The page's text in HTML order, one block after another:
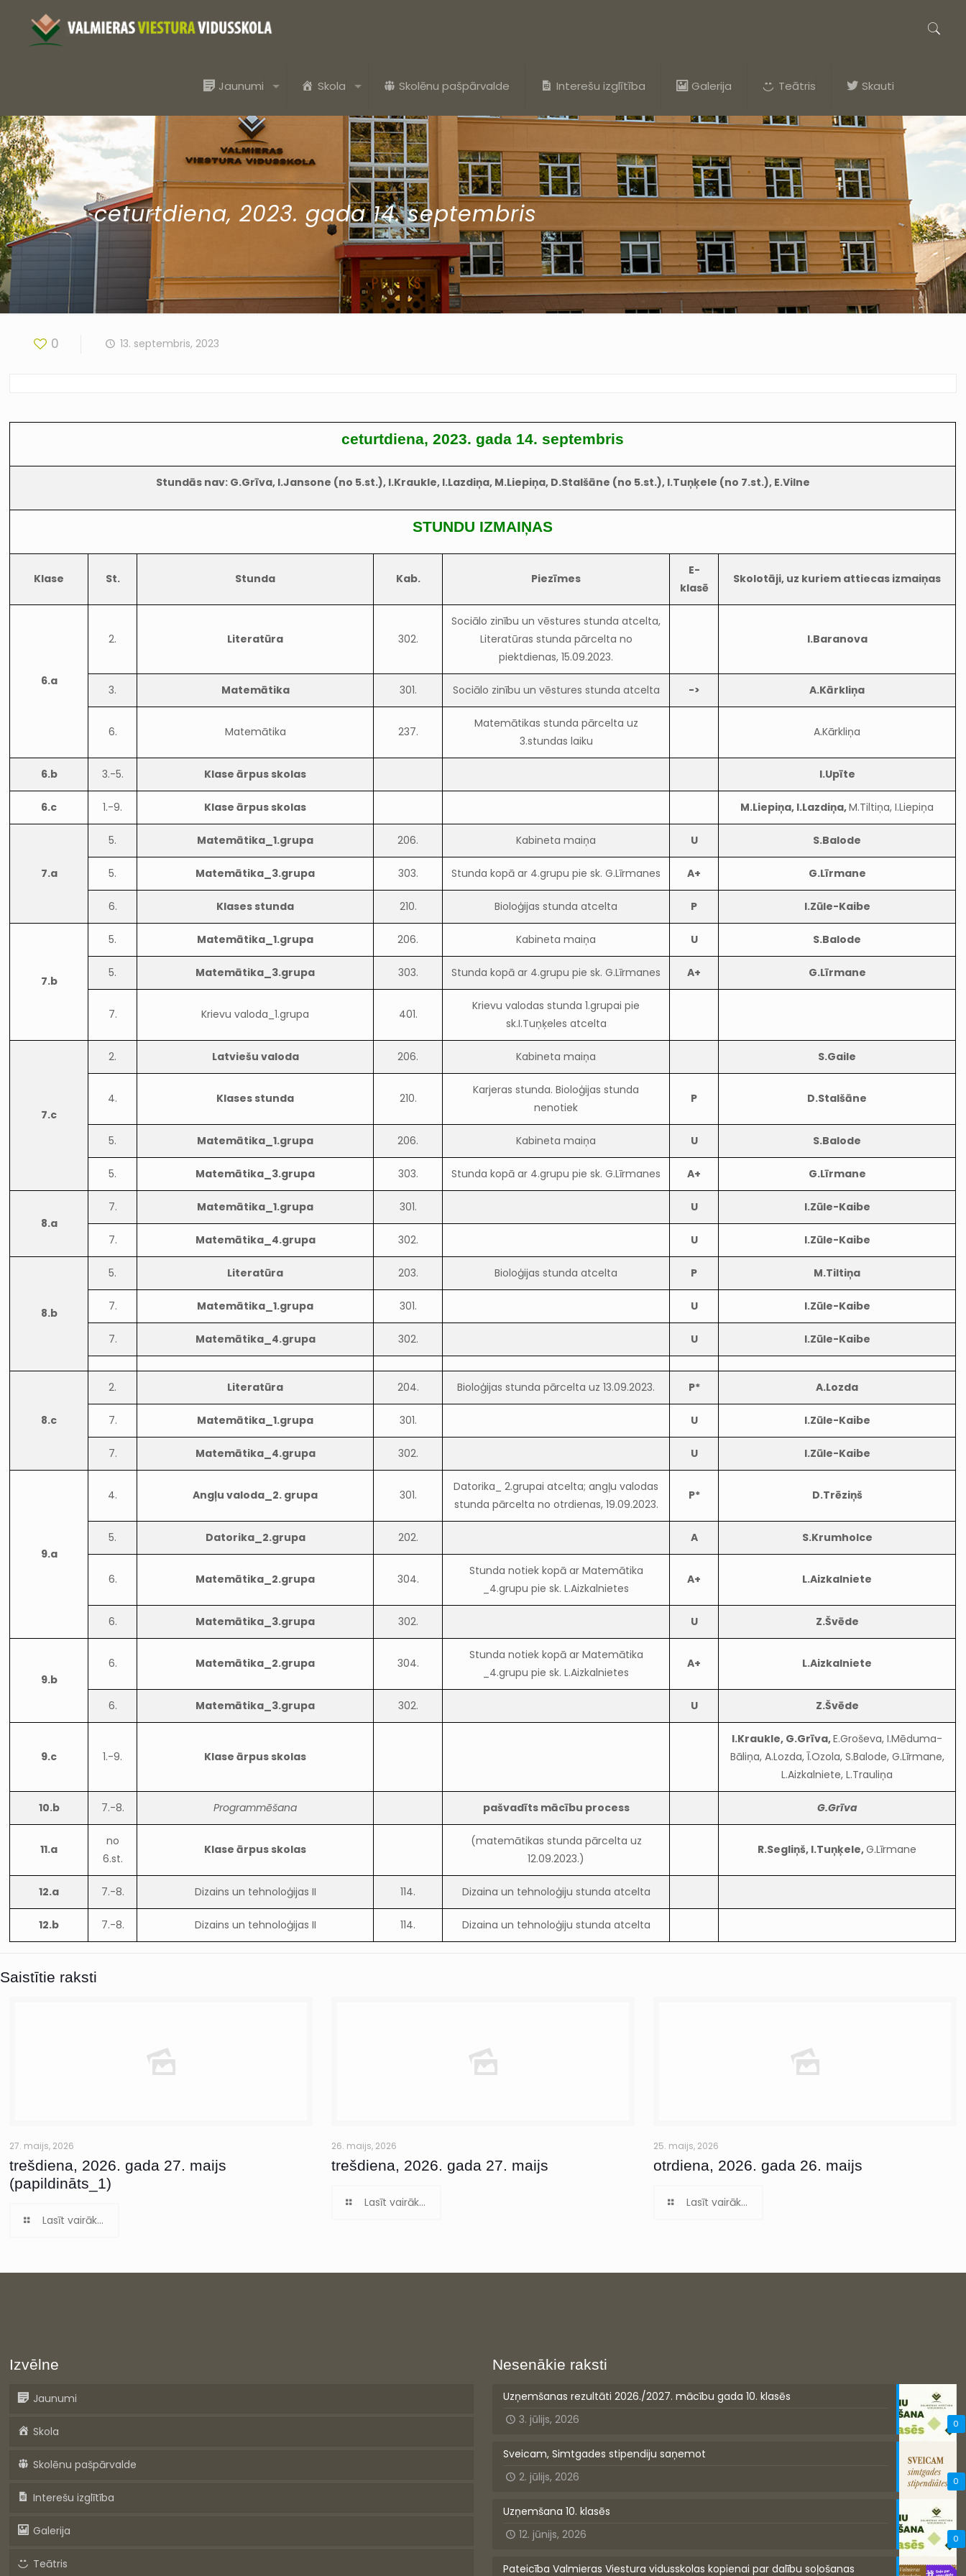
Jaunumi Skola Skolēnu pašpārvalde Interešu izglītība Galerija Teātris Skauti
ceturtdiena, 2023. gada 14. septembris
0 13. septembris, 2023
ceturtdiena, 2023. gada 14. septembris
Stundās nav: G.Grīva, I.Jansone (no 5.st.), I.Kraukle, I.Lazdiņa, M.Liepiņa, D.Stalšāne (no 5.st.), I.Tuņķele (no 7.st.), E.Vilne
STUNDU IZMAIŅAS
Klase St. Stunda Kab. Piezīmes
E-
klasē
Skolotāji, uz kuriem attiecas izmaiņas
6.a
2. Literatūra 302.
Sociālo zinību un vēstures stunda atcelta,
Literatūras stunda pārcelta no
piektdienas, 15.09.2023.
I.Baranova
3. Matemātika 301. Sociālo zinību un vēstures stunda atcelta -> A.Kārkliņa
6. Matemātika 237.
Matemātikas stunda pārcelta uz
3.stundas laiku
A.Kārkliņa
6.b 3.-5. Klase ārpus skolas I.Upīte
6.c 1.-9. Klase ārpus skolas M.Liepiņa, I.Lazdiņa,M.Tiltiņa, I.Liepiņa
7.a
5. Matemātika_1.grupa 206. Kabineta maiņa U S.Balode
5. Matemātika_3.grupa 303. Stunda kopā ar 4.grupu pie sk. G.Līrmanes A+ G.Līrmane
6. Klases stunda 210. Bioloģijas stunda atcelta P I.Zūle-Kaibe
7.b
5. Matemātika_1.grupa 206. Kabineta maiņa U S.Balode
5. Matemātika_3.grupa 303. Stunda kopā ar 4.grupu pie sk. G.Līrmanes A+ G.Līrmane
7. Krievu valoda_1.grupa 401.
Krievu valodas stunda 1.grupai pie
sk.I.Tuņķeles atcelta
7.c
2. Latviešu valoda 206. Kabineta maiņa S.Gaile
4. Klases stunda 210.
Karjeras stunda. Bioloģijas stunda
nenotiek
P D.Stalšāne
5. Matemātika_1.grupa 206. Kabineta maiņa U S.Balode
5. Matemātika_3.grupa 303. Stunda kopā ar 4.grupu pie sk. G.Līrmanes A+ G.Līrmane
8.a
7. Matemātika_1.grupa 301. U I.Zūle-Kaibe
7. Matemātika_4.grupa 302. U I.Zūle-Kaibe
8.b
5. Literatūra 203. Bioloģijas stunda atcelta P M.Tiltiņa
7. Matemātika_1.grupa 301. U I.Zūle-Kaibe
7. Matemātika_4.grupa 302. U I.Zūle-Kaibe
8.c
2. Literatūra 204. Bioloģijas stunda pārcelta uz 13.09.2023. P* A.Lozda
7. Matemātika_1.grupa 301. U I.Zūle-Kaibe
7. Matemātika_4.grupa 302. U I.Zūle-Kaibe
9.a
4. Angļu valoda_2. grupa 301.
Datorika_ 2.grupai atcelta; angļu valodas
stunda pārcelta no otrdienas, 19.09.2023.
P* D.Trēziņš
5. Datorika_2.grupa 202. A S.Krumholce
6. Matemātika_2.grupa 304.
Stunda notiek kopā ar Matemātika
_4.grupu pie sk. L.Aizkalnietes
A+ L.Aizkalniete
6. Matemātika_3.grupa 302. U Z.Švēde
9.b
6. Matemātika_2.grupa 304.
Stunda notiek kopā ar Matemātika
_4.grupu pie sk. L.Aizkalnietes
A+ L.Aizkalniete
6. Matemātika_3.grupa 302. U Z.Švēde
9.c 1.-9. Klase ārpus skolas
I.Kraukle, G.Grīva,E.Groševa, I.Mēduma-
Bāliņa, A.Lozda, Ī.Ozola, S.Balode, G.Līrmane,
L.Aizkalniete, L.Trauliņa
10.b 7.-8. Programmēšana pašvadīts mācību process G.Grīva
11.a
no
6.st.
Klase ārpus skolas
(matemātikas stunda pārcelta uz
12.09.2023.)
R.Segliņš, I.Tuņķele,G.Līrmane
12.a 7.-8. Dizains un tehnoloģijas II 114. Dizaina un tehnoloģiju stunda atcelta
12.b 7.-8. Dizains un tehnoloģijas II 114. Dizaina un tehnoloģiju stunda atcelta
Saistītie raksti
27. maijs, 2026
trešdiena, 2026. gada 27. maijs
(papildināts_1)
Lasīt vairāk...
26. maijs, 2026
trešdiena, 2026. gada 27. maijs
Lasīt vairāk...
25. maijs, 2026
otrdiena, 2026. gada 26. maijs
Lasīt vairāk...
Izvēlne
Jaunumi
Skola
Skolēnu pašpārvalde
Interešu izglītība
Galerija
Teātris
Nesenākie raksti
0
Uzņemšanas rezultāti 2026./2027. mācību gada 10. klasēs
3. jūlijs, 2026
0
Sveicam, Simtgades stipendiju saņemot
2. jūlijs, 2026
0
Uzņemšana 10. klasēs
12. jūnijs, 2026
Pateicība Valmieras Viestura vidusskolas kopienai par dalību soļošanas